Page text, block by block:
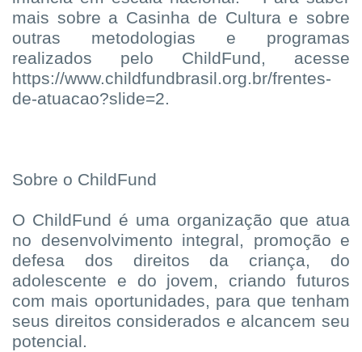
mais sobre a Casinha de Cultura e sobre
outras metodologias e programas
realizados pelo ChildFund, acesse
https://www.childfundbrasil.org.br/frentes-
de-atuacao?slide=2.
Sobre o ChildFund
O ChildFund é uma organização que atua
no desenvolvimento integral, promoção e
defesa dos direitos da criança, do
adolescente e do jovem, criando futuros
com mais oportunidades, para que tenham
seus direitos considerados e alcancem seu
potencial.